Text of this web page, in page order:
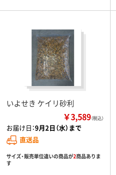
いよせき ケイリ砂利
￥3,589（税込）
お届け日：9月2日（水）まで
直送品
サイズ・販売単位違いの商品が2商品ありま
す